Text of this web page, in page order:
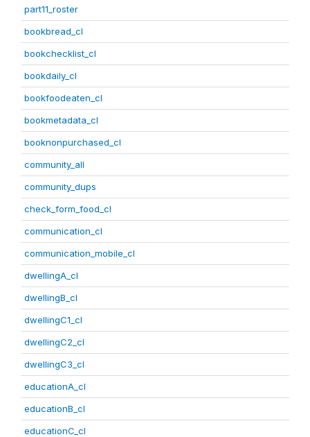
part11_roster
bookbread_cl
bookchecklist_cl
bookdaily_cl
bookfoodeaten_cl
bookmetadata_cl
booknonpurchased_cl
community_all
community_dups
check_form_food_cl
communication_cl
communication_mobile_cl
dwellingA_cl
dwellingB_cl
dwellingC1_cl
dwellingC2_cl
dwellingC3_cl
educationA_cl
educationB_cl
educationC_cl